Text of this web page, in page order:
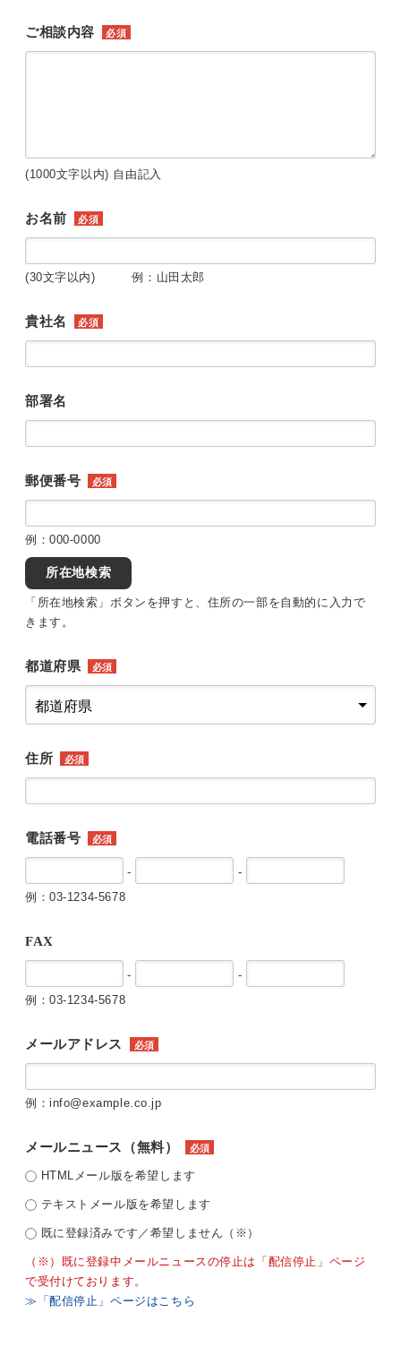
ご相談内容 必須
(1000文字以内) 自由記入
お名前 必須
(30文字以内) 例：山田太郎
貴社名 必須
部署名
郵便番号 必須
例：000-0000
所在地検索
「所在地検索」ボタンを押すと、住所の一部を自動的に入力で
きます。
都道府県 必須
住所 必須
電話番号 必須
-
-
例：03-1234-5678
FAX
-
-
例：03-1234-5678
メールアドレス 必須
例：info@example.co.jp
メールニュース（無料） 必須
HTMLメール版を希望します
テキストメール版を希望します
既に登録済みです／希望しません（※）
（※）既に登録中メールニュースの停止は「配信停止」ページ
で受付けております。
≫「配信停止」ページはこちら